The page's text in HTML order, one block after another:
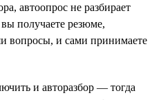
автоопрос не разбирает
получаете резюме,
вопросы, и сами принимаете
и авторазбор — тогда